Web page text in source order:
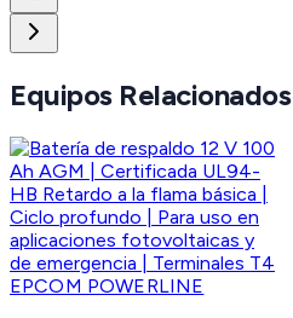
Equipos Relacionados
EPCOM POWERLINE